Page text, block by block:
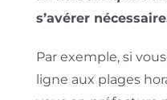
s’avérer
Par exemple, si
ligne aux plages